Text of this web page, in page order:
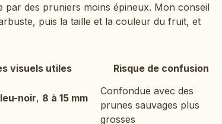
par des pruniers moins épineux. Mon conseil
puis la taille et la couleur du fruit, et
visuels utiles Risque de confusion
noir, 8 à 15 mm
Confondue avec des
prunes sauvages plus
grosses